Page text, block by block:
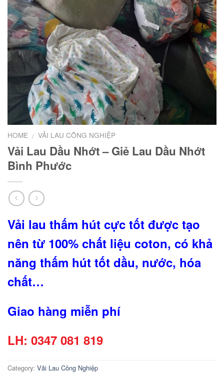
HOME / VẢI LAU CÔNG NGHIỆP
Vải Lau Dầu Nhớt – Giẻ Lau Dầu Nhớt
Bình Phước
Vải lau thấm hút cực tốt được tạo
nên từ 100% chất liệu coton, có khả
năng thấm hút tốt dầu, nước, hóa
chất…
Giao hàng miễn phí
LH: 0347 081 819
Category: Vải Lau Công Nghiệp